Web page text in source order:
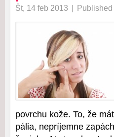
Št, 14 feb 2013 | Published
povrchu kože. To, že
pália, nepríjemne